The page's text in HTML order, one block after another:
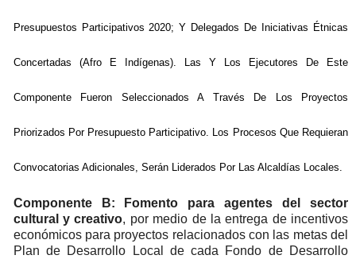
Presupuestos Participativos 2020; Y Delegados De Iniciativas Étnicas
Concertadas (Afro E Indígenas). Las Y Los Ejecutores De Este
Componente Fueron Seleccionados A Través De Los Proyectos
Priorizados Por Presupuesto Participativo. Los Procesos Que Requieran
Convocatorias Adicionales, Serán Liderados Por Las Alcaldías Locales.
Componente B: Fomento para agentes del sector
cultural y creativo, por medio de la entrega de incentivos
económicos para proyectos relacionados con las metas del
Plan de Desarrollo Local de cada Fondo de Desarrollo